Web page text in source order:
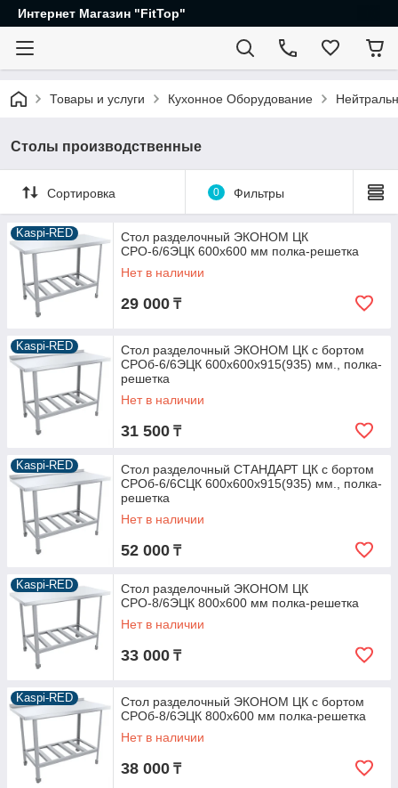
Интернет Магазин "FitTop"
Товары и услуги Кухонное Оборудование
Столы производственные
Сортировка 0 Фильтры
Kaspi-RED
Стол разделочный ЭКОНОМ ЦК
СРО-6/6ЭЦК 600х600 мм полка-решетка
Нет в наличии
29 000 ₸
Kaspi-RED
Стол разделочный ЭКОНОМ ЦК с бортом
СРОб-6/6ЭЦК 600х600х915(935) мм., полка-
решетка
Нет в наличии
31 500 ₸
Kaspi-RED
Стол разделочный СТАНДАРТ ЦК с бортом
СРОб-6/6СЦК 600х600х915(935) мм., полка-
решетка
Нет в наличии
52 000 ₸
Kaspi-RED
Стол разделочный ЭКОНОМ ЦК
СРО-8/6ЭЦК 800х600 мм полка-решетка
Нет в наличии
33 000 ₸
Kaspi-RED
Стол разделочный ЭКОНОМ ЦК с бортом
СРОб-8/6ЭЦК 800х600 мм полка-решетка
Нет в наличии
38 000 ₸